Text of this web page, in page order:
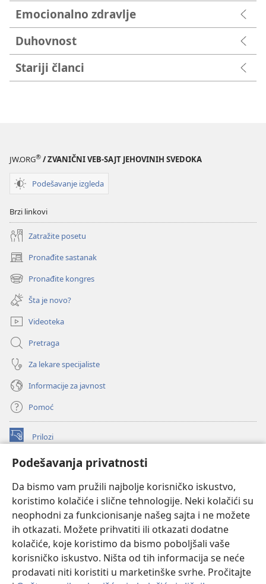
Podešavanja privatnosti
Da bismo vam pružili najbolje korisničko iskustvo,
koristimo kolačiće i slične tehnologije. Neki kolačići su
neophodni za funkcionisanje našeg sajta i ne možete
ih otkazati. Možete prihvatiti ili otkazati dodatne
kolačiće, koje koristimo da bismo poboljšali vaše
korisničko iskustvo. Ništa od tih informacija se neće
prodavati niti koristiti u marketinške svrhe. Pročitajte
Emocionalno zdravlje
Duhovnost
Stariji članci
JW.ORG® / ZVANIČNI VEB-SAJT JEHOVINIH SVEDOKA
Podešavanje izgleda
Brzi linkovi
Zatražite posetu
Pronađite sastanak
(otvara
novi
prozor)
Pronađite kongres
(otvara
novi
prozor)
Šta je novo?
Videoteka
Pretraga
Za lekare specijaliste
Informacije za javnost
Pomoć
Prilozi
(otvara
prozor)ONLAJN BIBLIOTEKA Watchtower
novi
prozor)JW Hub
(otvara
novi
prozor)JW Library ®
Watchtower Library®